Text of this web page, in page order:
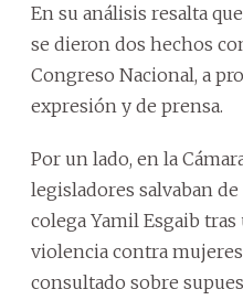
En su análisis resalta
se dieron dos hechos
Congreso Nacional, a
expresión y de prensa.
Por un lado, en la
legisladores salvaban
colega Yamil Esgaib
violencia contra
consultado sobre